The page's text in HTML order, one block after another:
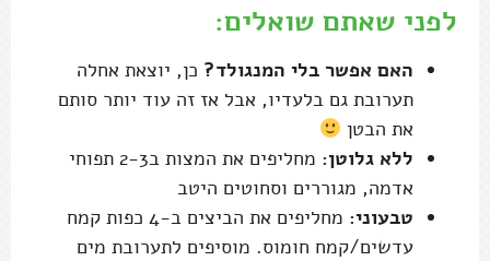
לפני שאתם שואלים:
האם אפשר בלי המנגולד? כן, יוצאת אחלה
תערובת גם בלעדיו, אבל אז זה עוד יותר סותם
את הבטן
ללא גלוטן:
מחליפים את המצות ב2-3 תפוחי
אדמה, מגוררים וסחוטים היטב
טבעוני:
מחליפים את הביצים ב-4 כפות קמח
עדשים/קמח חומוס. מוסיפים לתערובת מים